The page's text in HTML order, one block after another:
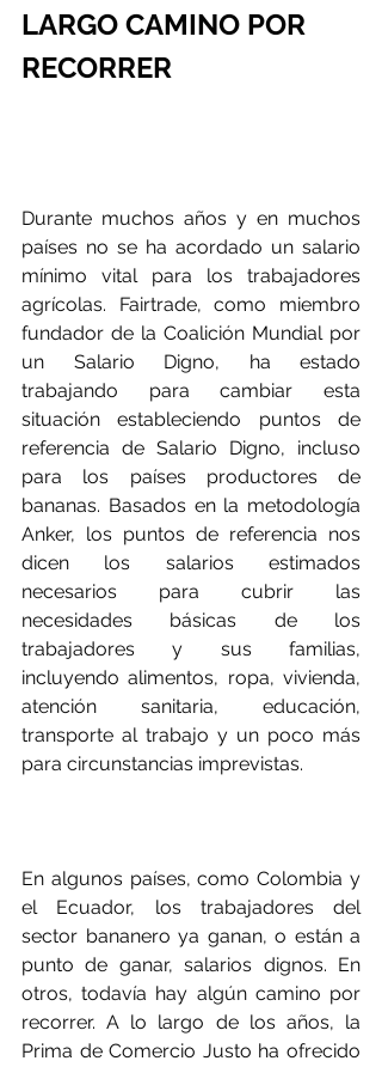
LARGO CAMINO POR
RECORRER
Durante muchos años y en muchos
países no se ha acordado un salario
mínimo vital para los trabajadores
agrícolas. Fairtrade, como miembro
fundador de la Coalición Mundial por
un Salario Digno, ha estado
trabajando para cambiar esta
situación estableciendo puntos de
referencia de Salario Digno, incluso
para los países productores de
bananas. Basados en la metodología
Anker, los puntos de referencia nos
dicen los salarios estimados
necesarios para cubrir las
necesidades básicas de los
trabajadores y sus familias,
incluyendo alimentos, ropa, vivienda,
atención sanitaria, educación,
transporte al trabajo y un poco más
para circunstancias imprevistas.
En algunos países, como Colombia y
el Ecuador, los trabajadores del
sector bananero ya ganan, o están a
punto de ganar, salarios dignos. En
otros, todavía hay algún camino por
recorrer. A lo largo de los años, la
Prima de Comercio Justo ha ofrecido